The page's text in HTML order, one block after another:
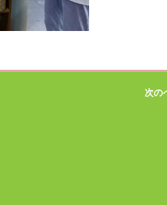
次の